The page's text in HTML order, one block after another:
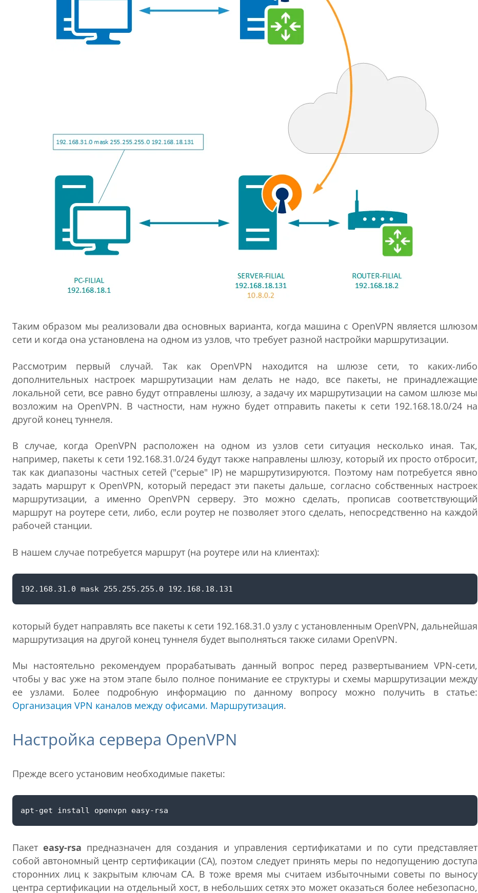
Таким образом мы реализовали два основных варианта, когда машина с OpenVPN является шлюзом
сети и когда она установлена на одном из узлов, что требует разной настройки маршрутизации.
Рассмотрим первый случай. Так как OpenVPN находится на шлюзе сети, то каких-либо
дополнительных настроек маршрутизации нам делать не надо, все пакеты, не принадлежащие
локальной сети, все равно будут отправлены шлюзу, а задачу их маршрутизации на самом шлюзе мы
возложим на OpenVPN. В частности, нам нужно будет отправить пакеты к сети 192.168.18.0/24 на
другой конец туннеля.
В случае, когда OpenVPN расположен на одном из узлов сети ситуация несколько иная. Так,
например, пакеты к сети 192.168.31.0/24 будут также направлены шлюзу, который их просто отбросит,
так как диапазоны частных сетей ("серые" IP) не маршрутизируются. Поэтому нам потребуется явно
задать маршрут к OpenVPN, который передаст эти пакеты дальше, согласно собственных настроек
маршрутизации, а именно OpenVPN серверу. Это можно сделать, прописав соответствующий
маршрут на роутере сети, либо, если роутер не позволяет этого сделать, непосредственно на каждой
рабочей станции.
В нашем случае потребуется маршрут (на роутере или на клиентах):
который будет направлять все пакеты к сети 192.168.31.0 узлу с установленным OpenVPN, дальнейшая
маршрутизация на другой конец туннеля будет выполняться также силами OpenVPN.
Мы настоятельно рекомендуем прорабатывать данный вопрос перед развертыванием VPN-сети,
чтобы у вас уже на этом этапе было полное понимание ее структуры и схемы маршрутизации между
ее узлами. Более подробную информацию по данному вопросу можно получить в статье:
Организация VPN каналов между офисами. Маршрутизация.
Настройка сервера OpenVPN
Прежде всего установим необходимые пакеты:
Пакетeasy-rsa предназначен для создания и управления сертификатами и по сути представляет
собой автономный центр сертификации (CA), поэтом следует принять меры по недопущению доступа
сторонних лиц к закрытым ключам CA. В тоже время мы считаем избыточными советы по выносу
центра сертификации на отдельный хост, в небольших сетях это может оказаться более небезопасно,